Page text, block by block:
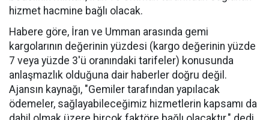
hizmet hacmine bağlı olacak.
Habere göre, İran ve Umman arasında gemi
kargolarının değerinin yüzdesi (kargo değerinin yüzde
7 veya yüzde 3'ü oranındaki tarifeler) konusunda
anlaşmazlık olduğuna dair haberler doğru değil.
Ajansın kaynağı, "Gemiler tarafından yapılacak
ödemeler, sağlayabileceğimiz hizmetlerin kapsamı da